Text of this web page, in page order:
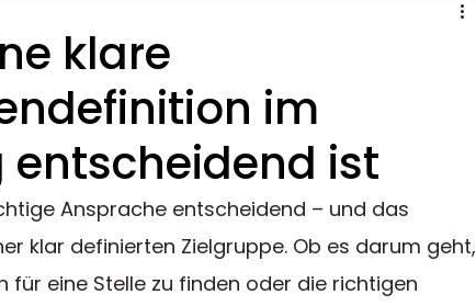
klare
im
entscheidend ist
Ansprache entscheidend – und das
klar definierten Zielgruppe. Ob es darum geht,
für eine Stelle zu finden oder die richtigen